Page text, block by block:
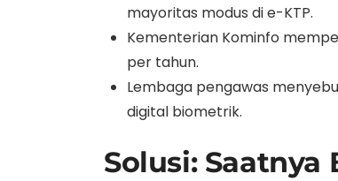
mayoritas modus di e-KTP.
Kementerian Kominfo
per tahun.
Lembaga pengawas
digital biometrik.
Solusi: